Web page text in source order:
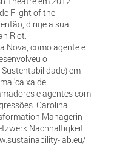
Flight of the
dirige a sua
Riot.
Nova, como agente e
o
em
'caixa de
e agentes com
Carolina
Managerin
Nachhaltigkeit.
lab.eu/